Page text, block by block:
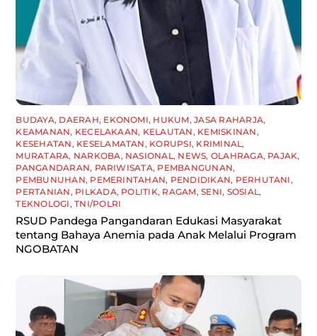
BUDAYA, DAERAH, EKONOMI, HUKUM,JASA RAHARJA,
KEAMANAN, KECELAKAAN, KELAUTAN , KEMISKINAN ,
KESEHATAN , KESELAMATAN , KORUPSI, KRIMINAL ,
MURATARA, NARKOBA, NASIONAL , NEWS, OLAHRAGA, PAJAK,
PANGANDARAN, PARIWISATA, PEMBANGUNAN,
PEMBUNUHAN, PEMERINTAHAN, PENDIDIKAN, PERHUTANI ,
PERTANIAN , PILKADA, POLITIK, RAGAM,SENI, SOSIAL ,
TEKNOLOGI ,TNI/POLRI
RSUD Pandega Pangandaran Edukasi Masyarakat
tentang Bahaya Anemia pada Anak Melalui Program
NGOBATAN